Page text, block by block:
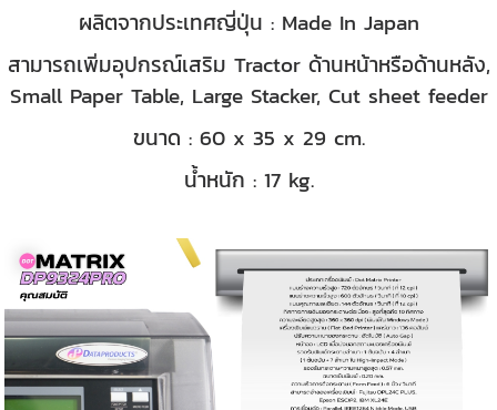
ผลิตจากประเทศญี่ปุ่น : Made In Japan
สามารถเพิ่มอุปกรณ์เสริม Tractor ด้านหน้าหรือด้านหลัง,
Small Paper Table, Large Stacker, Cut sheet feeder
ขนาด : 60 x 35 x 29 cm.
น้ำหนัก : 17 kg.